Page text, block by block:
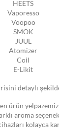
HEETS
Vaporesso
Voopoo
SMOK
JUUL
Atomizer
Coil
E-Likit
detaylı
ürün yelpazemiz
aroma
kolayca